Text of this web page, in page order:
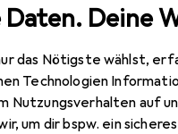
Daten. Deine
das Nötigste wählst,
Technologien
Nutzungsverhalten auf
um dir bspw. ein
Max Factor Miracle Touch Skin
EUR
17,64
Max Factor
Perfecting
045 Warm Almond